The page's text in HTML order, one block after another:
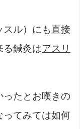
スル）にも直接
る鍼灸はアスリ
ったとお嘆きの
ってみては如何